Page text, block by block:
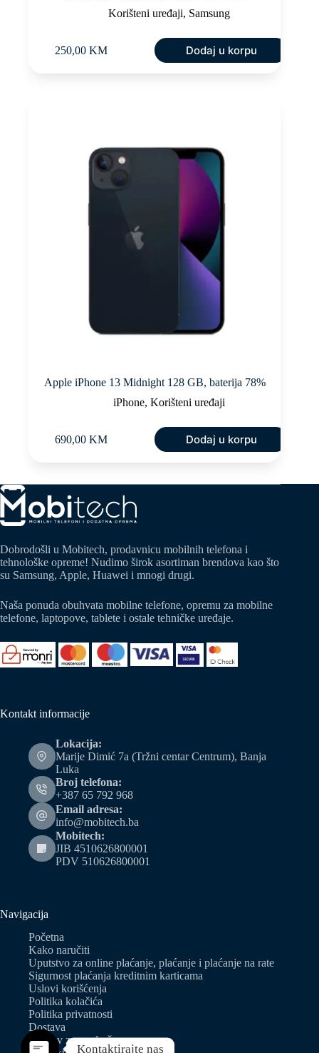
Korišteni uređaji, Samsung
250,00 KM Dodaj u korpu
Apple iPhone 13 Midnight 128 GB, baterija 78%
iPhone, Korišteni uređaji
690,00 KM Dodaj u korpu
Dobrodošli u Mobitech, prodavnicu mobilnih telefona i
tehnološke opreme! Nudimo širok asortiman brendova kao što
su Samsung, Apple, Huawei i mnogi drugi.
Naša ponuda obuhvata mobilne telefone, opremu za mobilne
telefone, laptopove, tablete i ostale tehničke uređaje.
Kontakt informacije
Lokacija:
Marije Dimić 7a (Tržni centar Centrum), Banja
Luka
Broj telefona:
+387 65 792 968
Email adresa:
info@mobitech.ba
Mobitech:
JIB 4510626800001
PDV 510626800001
Navigacija
Početna
Kako naručiti
Uputstvo za online plaćanje, plaćanje i plaćanje na rate
Sigurnost plaćanja kreditnim karticama
Uslovi korišćenja
Politika kolačića
Politika privatnosti
Dostava
Zahtjev za predračun
Kontaktirajte nas